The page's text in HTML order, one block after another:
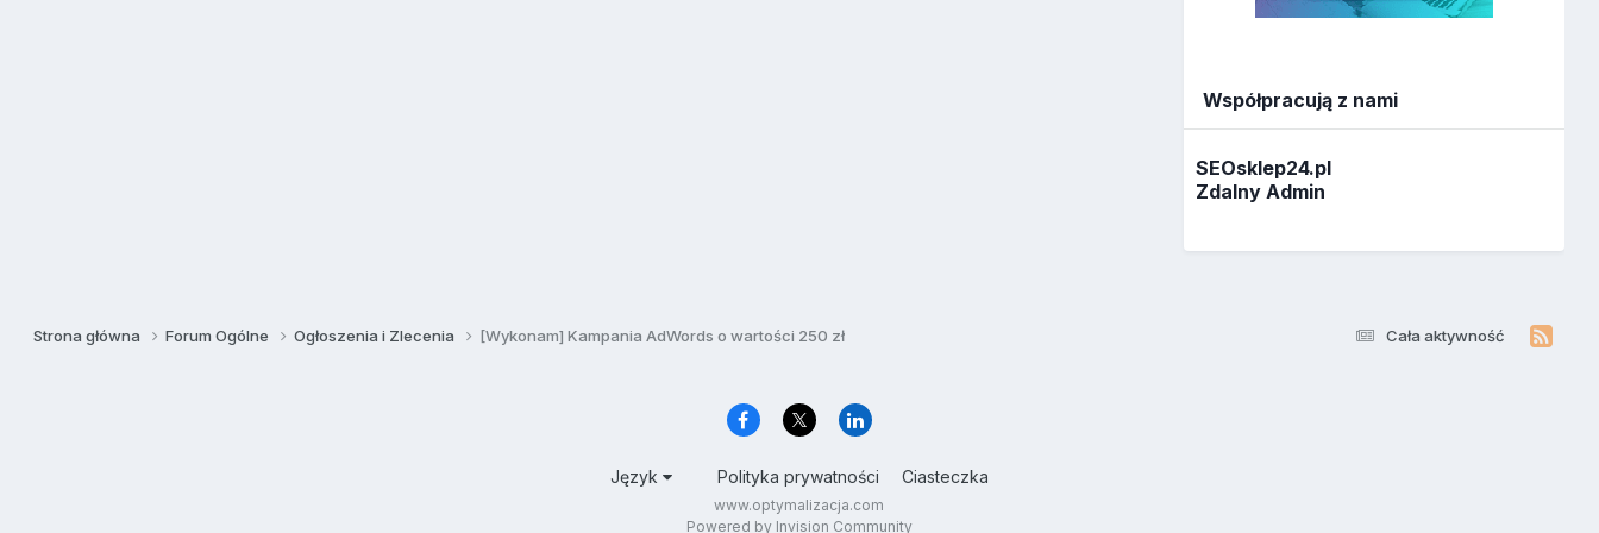
Współpracują z nami
SEOsklep24.pl
Zdalny Admin
Cała aktywność
Strona główna Forum Ogólne Ogłoszenia i Zlecenia [Wykonam] Kampania AdWords o wartości 250 zł
Język Polityka prywatności Ciasteczka
www.optymalizacja.com
Powered by Invision Community